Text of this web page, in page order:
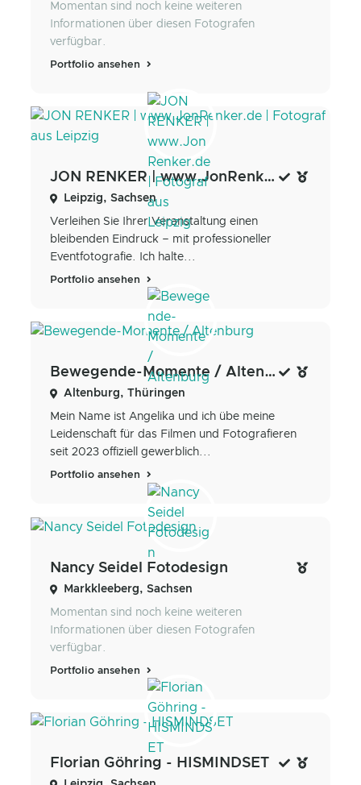
Momentan sind noch keine weiteren
Informationen über diesen Fotografen
verfügbar.
Portfolio ansehen
JON RENKER | www.JonRenker.de | Fotograf aus Leipzig
Leipzig, Sachsen
Verleihen Sie Ihrer Veranstaltung einen
bleibenden Eindruck – mit professioneller
Eventfotografie. Ich halte...
Portfolio ansehen
Bewegende-Momente / Altenburg
Altenburg, Thüringen
Mein Name ist Angelika und ich übe meine
Leidenschaft für das Filmen und Fotografieren
seit 2023 offiziell gewerblich...
Portfolio ansehen
Nancy Seidel Fotodesign
Markkleeberg, Sachsen
Momentan sind noch keine weiteren
Informationen über diesen Fotografen
verfügbar.
Portfolio ansehen
Florian Göhring - HISMINDSET